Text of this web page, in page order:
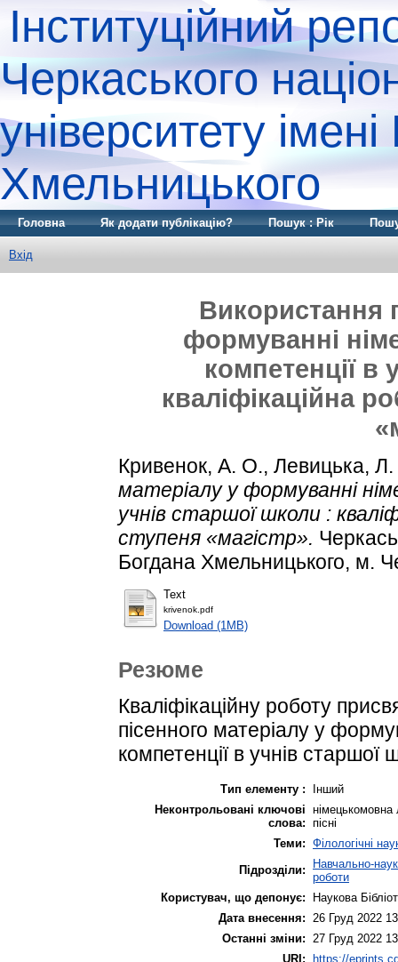
Інституційний
Черкаського
університету
Хмельницького
Головна Як додати публікацію? Пошук : Рік
Вхід
Використання
формуванні
компетенції в
кваліфікаційна
Кривенок, А. О., Левицька,
матеріалу у формуванні
учнів старшої школи :
ступеня «магістр».
Богдана Хмельницького, м.
Text
krivenok.pdf
Download (1MB)
Резюме
Кваліфікаційну роботу
пісенного матеріалу у
компетенції в учнів старшої
Тип елементу :
Інший
Неконтрольовані ключові
слова:
німецькомовна
пісні
Теми: Філологічні
Підрозділи:
Навчально-
роботи
Користувач, що депонує:
Наукова
Дата внесення:
26 Груд 2022
Останні зміни:
27 Груд 2022
URI: https://